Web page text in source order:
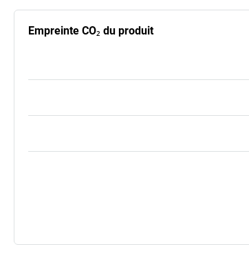
Empreinte CO₂ du produit